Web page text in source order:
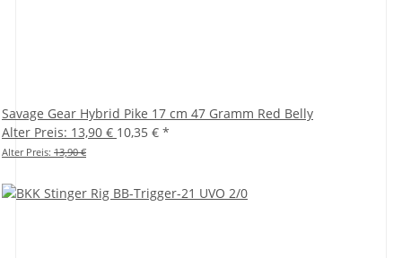
Savage Gear Hybrid Pike 17 cm 47 Gramm Red Belly
Alter Preis: 13,90 € 10,35 € *
Alter Preis: 13,90 €